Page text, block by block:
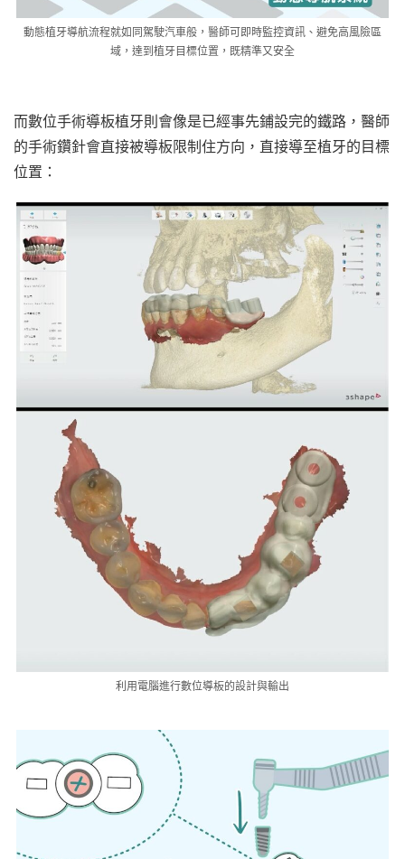
動態植牙導航流程就如同駕駛汽車般，醫師可即時監控資訊、避免高風險區
域，達到植牙目標位置，既精準又安全
而數位手術導板植牙則會像是已經事先鋪設完的鐵路，醫師
的手術鑽針會直接被導板限制住方向，直接導至植牙的目標
位置：
利用電腦進行數位導板的設計與輸出